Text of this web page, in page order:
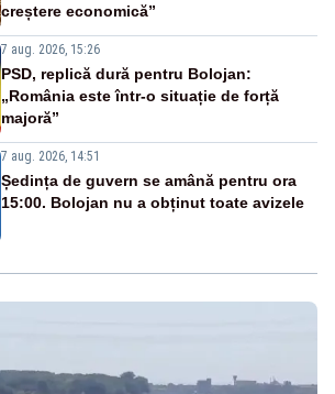
creștere economică”
7 aug. 2026, 15:26
PSD, replică dură pentru Bolojan:
„România este într-o situație de forță
majoră”
7 aug. 2026, 14:51
Ședința de guvern se amână pentru ora
15:00. Bolojan nu a obținut toate avizele